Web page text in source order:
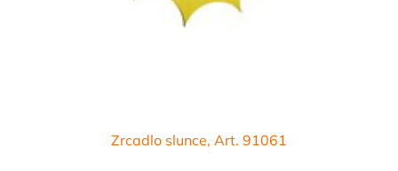
Zrcadlo slunce, Art. 91061